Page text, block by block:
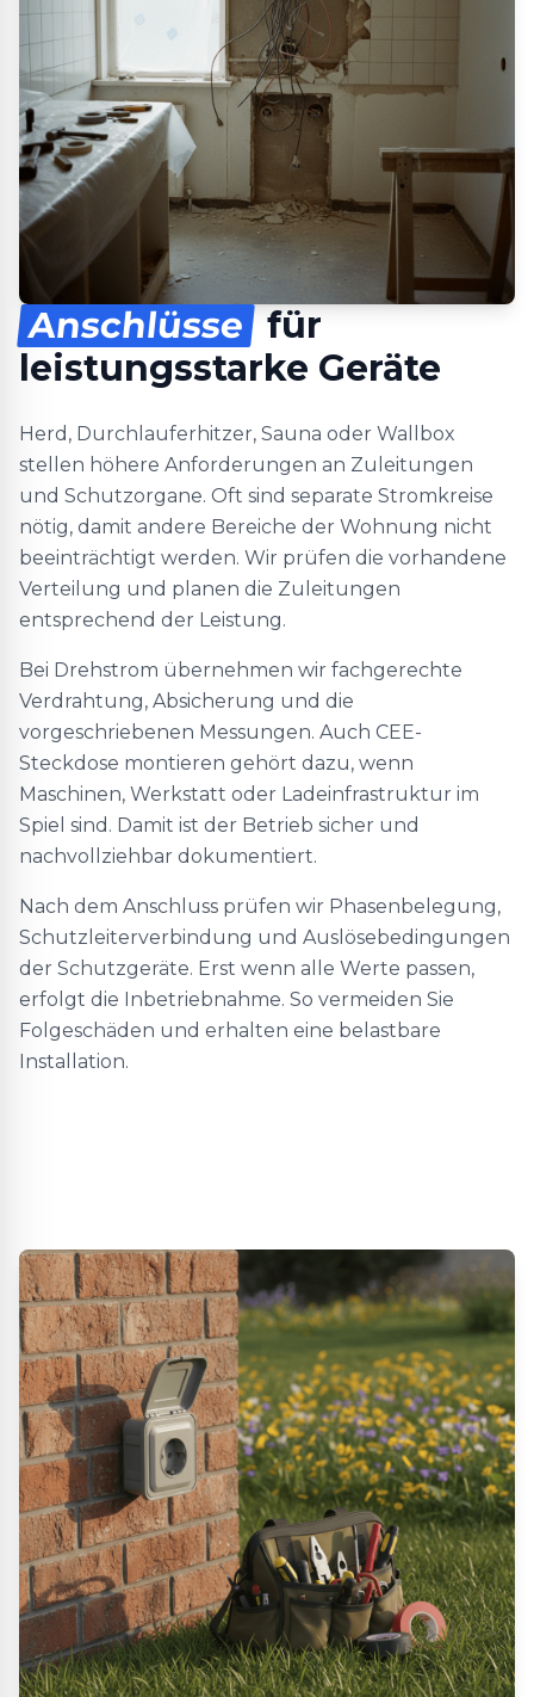
Anschlüsse für
leistungsstarke Geräte
Herd, Durchlauferhitzer, Sauna oder Wallbox
stellen höhere Anforderungen an Zuleitungen
und Schutzorgane. Oft sind separate Stromkreise
nötig, damit andere Bereiche der Wohnung nicht
beeinträchtigt werden. Wir prüfen die vorhandene
Verteilung und planen die Zuleitungen
entsprechend der Leistung.
Bei Drehstrom übernehmen wir fachgerechte
Verdrahtung, Absicherung und die
vorgeschriebenen Messungen. Auch CEE-
Steckdose montieren gehört dazu, wenn
Maschinen, Werkstatt oder Ladeinfrastruktur im
Spiel sind. Damit ist der Betrieb sicher und
nachvollziehbar dokumentiert.
Nach dem Anschluss prüfen wir Phasenbelegung,
Schutzleiterverbindung und Auslösebedingungen
der Schutzgeräte. Erst wenn alle Werte passen,
erfolgt die Inbetriebnahme. So vermeiden Sie
Folgeschäden und erhalten eine belastbare
Installation.